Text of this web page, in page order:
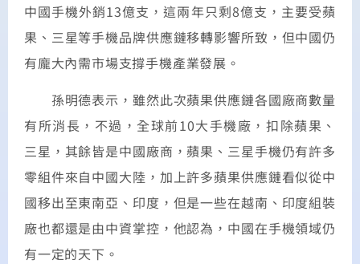
中國手機外銷13億支，這兩年只剩8億支，主要受蘋
果、三星等手機品牌供應鏈移轉影響所致，但中國仍
有龐大內需市場支撐手機產業發展。
孫明德表示，雖然此次蘋果供應鏈各國廠商數量
有所消長，不過，全球前10大手機廠，扣除蘋果、
三星，其餘皆是中國廠商，蘋果、三星手機仍有許多
零組件來自中國大陸，加上許多蘋果供應鏈看似從中
國移出至東南亞、印度，但是一些在越南、印度組裝
廠也都還是由中資掌控，他認為，中國在手機領域仍
有一定的天下。